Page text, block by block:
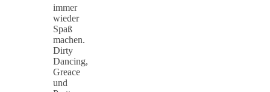
immer
wieder
Spaß
machen.
Dirty
Dancing,
Greace
und